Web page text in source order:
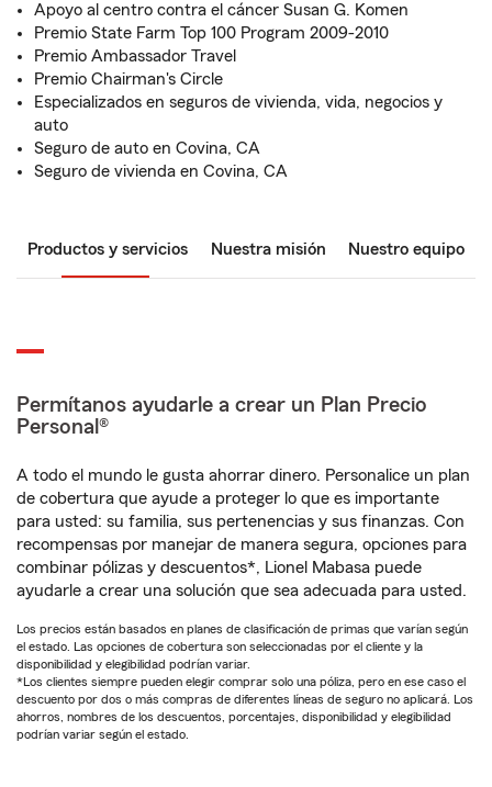
Apoyo al centro contra el cáncer Susan G. Komen
Premio State Farm Top 100 Program 2009-2010
Premio Ambassador Travel
Premio Chairman's Circle
Especializados en seguros de vivienda, vida, negocios y
auto
Seguro de auto en Covina, CA
Seguro de vivienda en Covina, CA
Productos y servicios Nuestra misión Nuestro equipo
Permítanos ayudarle a crear un Plan Precio
Personal®
A todo el mundo le gusta ahorrar dinero. Personalice un plan
de cobertura que ayude a proteger lo que es importante
para usted: su familia, sus pertenencias y sus finanzas. Con
recompensas por manejar de manera segura, opciones para
combinar pólizas y descuentos*, Lionel Mabasa puede
ayudarle a crear una solución que sea adecuada para usted.
Los precios están basados en planes de clasificación de primas que varían según
el estado. Las opciones de cobertura son seleccionadas por el cliente y la
disponibilidad y elegibilidad podrían variar.
*Los clientes siempre pueden elegir comprar solo una póliza, pero en ese caso el
descuento por dos o más compras de diferentes líneas de seguro no aplicará. Los
ahorros, nombres de los descuentos, porcentajes, disponibilidad y elegibilidad
podrían variar según el estado.